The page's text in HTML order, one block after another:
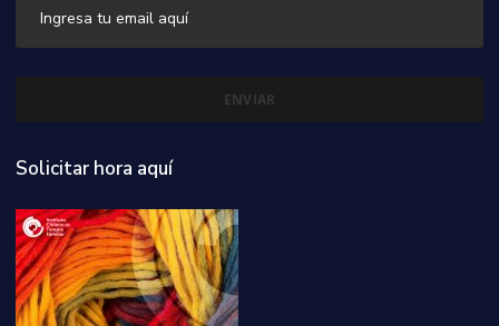
Solicitar hora aquí